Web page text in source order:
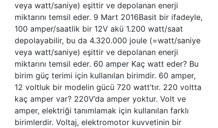
veya watt/saniye) eşittir ve depolanan enerji
miktarını temsil eder. 9 Mart 2016Basit bir ifadeyle,
100 amper/saatlik bir 12V akü 1.200 watt/saat
depolayabilir, bu da 4.320.000 joule (=watt/saniye
veya watt/saniye) eşittir ve depolanan enerji
miktarını temsil eder. 60 amper Kaç watt eder? Bu
birim güç terimi için kullanılan birimdir. 60 amper,
12 voltluk bir modelin gücü 720 watt’tır. 220 voltta
kaç amper var? 220V’da amper yoktur. Volt ve
amper, elektriği tanımlamak için kullanılan farklı
birimlerdir. Voltaj, elektromotor kuvvetinin bir